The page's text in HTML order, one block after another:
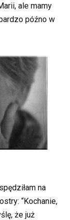
ale mamy
późno w
na
“Kochanie,
że już